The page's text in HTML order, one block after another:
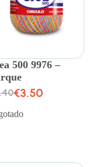
500 9976 –
€3.50